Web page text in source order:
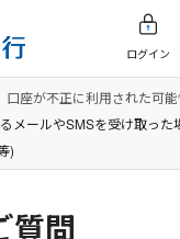
ログイン
口座が不正に利用された可
メールやSMSを受け取った
)
質問